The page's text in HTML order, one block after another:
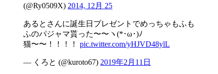
(@Ry0509X) 2014, 12月 25
あるとさんに誕生日プレゼントでめっちゃもふも
ふのパジャマ貰った〜〜ヽ(*･ω･)ﾉ
猫〜〜！！！！ pic.twitter.com/yHJVD48ylL
— くろと (@kuroto67) 2019年2月11日